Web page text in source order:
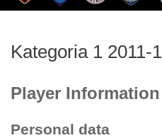
Kategoria 1 2011-
Player
Personal data